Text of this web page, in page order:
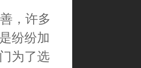
，许多
纷纷加
为了选